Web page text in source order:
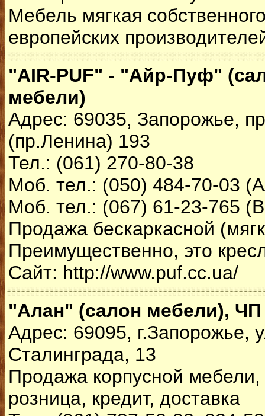
Мебель мягкая
европейских
"AIR-PUF" - "Айр-Пуф"
мебели)
Адрес: 69035, Запорожье,
(пр.Ленина) 193
Тел.: (061) 270-80-38
Моб. тел.: (050) 484-70-03
Моб. тел.: (067) 61-23-765
Продажа бескаркасной
Преимущественно, это
Сайт: http://www.puf.cc.ua/
"Алан" (салон мебели), ЧП
Адрес: 69095, г.Запорожье,
Сталинграда, 13
Продажа корпусной мебели,
розница, кредит, доставка